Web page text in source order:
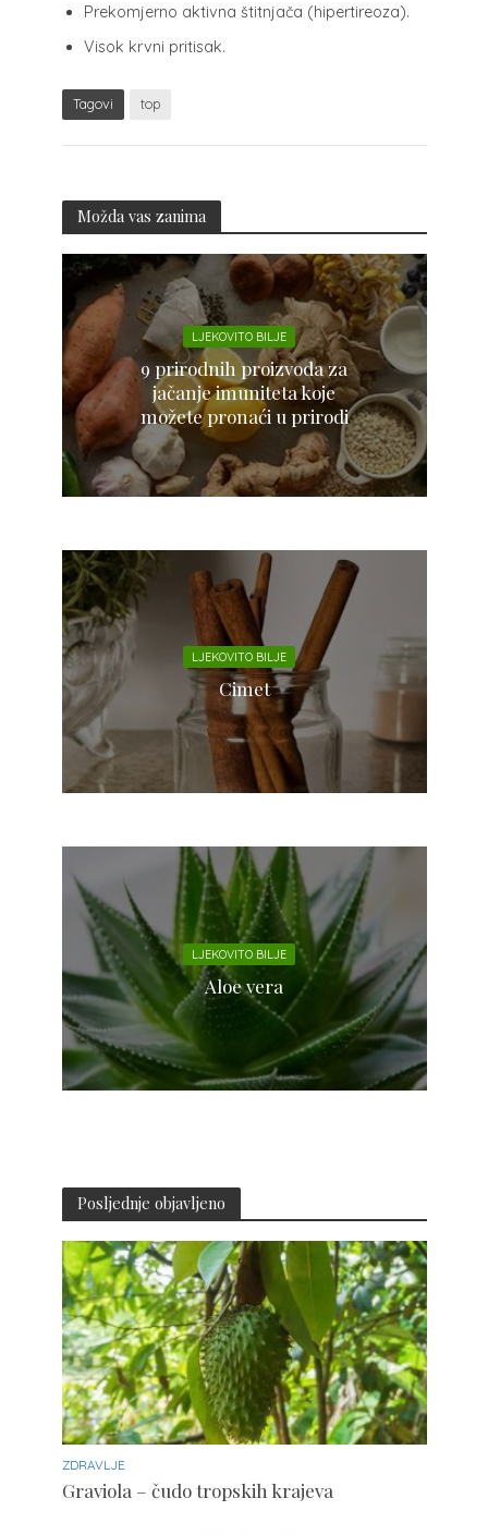
Prekomjerno aktivna štitnjača (hipertireoza).
Visok krvni pritisak.
Tagovi top
Možda vas zanima
LJEKOVITO BILJE
9 prirodnih proizvoda za
jačanje imuniteta koje
možete pronaći u prirodi
LJEKOVITO BILJE
Cimet
LJEKOVITO BILJE
Aloe vera
Posljednje objavljeno
ZDRAVLJE
Graviola – čudo tropskih krajeva